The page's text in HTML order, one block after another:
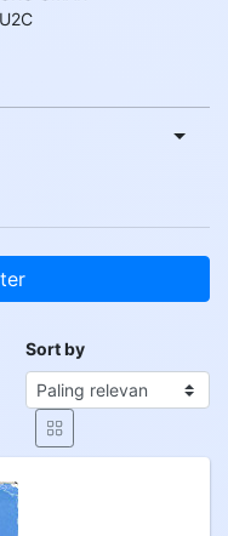
Sort by